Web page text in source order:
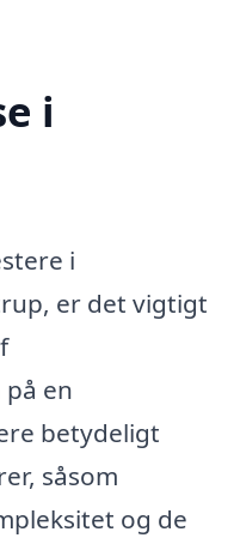
i
i
er det vigtigt
en
betydeligt
såsom
og de